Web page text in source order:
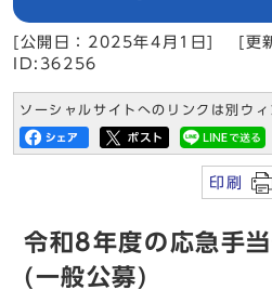
[公開日：2025年4月1日]
[更
ID:36256
ソーシャルサイトへのリンクは別ウ
印刷
令和8年度の応急手
(一般公募)